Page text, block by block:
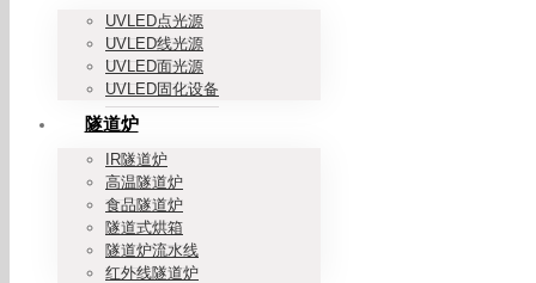
UVLED点光源
UVLED线光源
UVLED面光源
UVLED固化设备
隧道炉
IR隧道炉
高温隧道炉
食品隧道炉
隧道式烘箱
隧道炉流水线
红外线隧道炉